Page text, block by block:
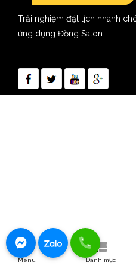
Menu Danh mục
Trải nghiệm đặt lịch nhanh
ứng dụng Đồng Salon